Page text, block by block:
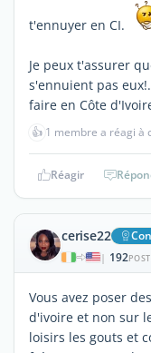
t'ennuyer en CI.
Je peux t'assurer
s'ennuient pas
faire en Côte
👍 1 membre a réagi à
Réagir
cerise22
| 192
Vous avez poser
d'ivoire et non sur
loisirs les gouts et